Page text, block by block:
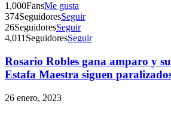
Telegram
1,000FansMe gusta
374SeguidoresSeguir
26SeguidoresSeguir
4,011 SeguidoresSeguir
Rosario Robles gana amparo y
Estafa Maestra siguen
26 enero, 2023